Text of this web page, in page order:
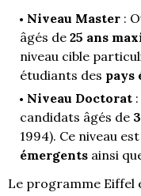
Niveau Master :
âgés de 25 ans
niveau cible
étudiants des pays
Niveau Doctorat
candidats âgés de
1994). Ce niveau
émergents ainsi
Le programme Eiffel